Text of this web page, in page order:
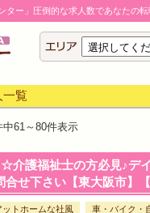
ー」圧倒的な求人数であなたの転
一覧
中61～80件表示
介護福祉士の方必見♪デ
合せ下さい【東大阪市】
ットホームな社風 車・バイク・